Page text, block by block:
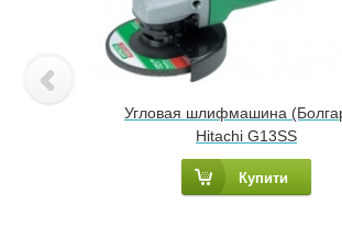
Угловая шлифмашина
Hitachi G13SS
Купити